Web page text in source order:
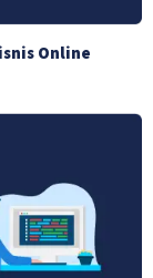
Online